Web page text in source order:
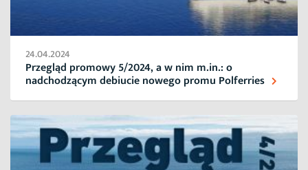
24.04.2024
Przegląd promowy 5/2024, a w nim m.in.: o
nadchodzącym debiucie nowego promu Polferries